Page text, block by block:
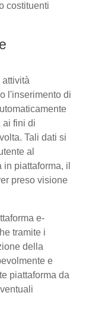
costituenti
l'inserimento di
ai fini di
Tali dati si
al
in piattaforma, il
preso visione
e-
tramite i
della
e
piattaforma da